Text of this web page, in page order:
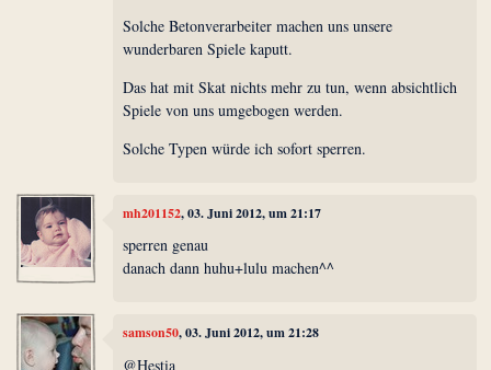
Solche Betonverarbeiter machen uns unsere
wunderbaren Spiele kaputt.
Das hat mit Skat nichts mehr zu tun, wenn absichtlich
Spiele von uns umgebogen werden.
Solche Typen würde ich sofort sperren.
mh201152, 03. Juni 2012, um 21:17
sperren genau
danach dann huhu+lulu machen^^
samson50, 03. Juni 2012, um 21:28
@Hestia